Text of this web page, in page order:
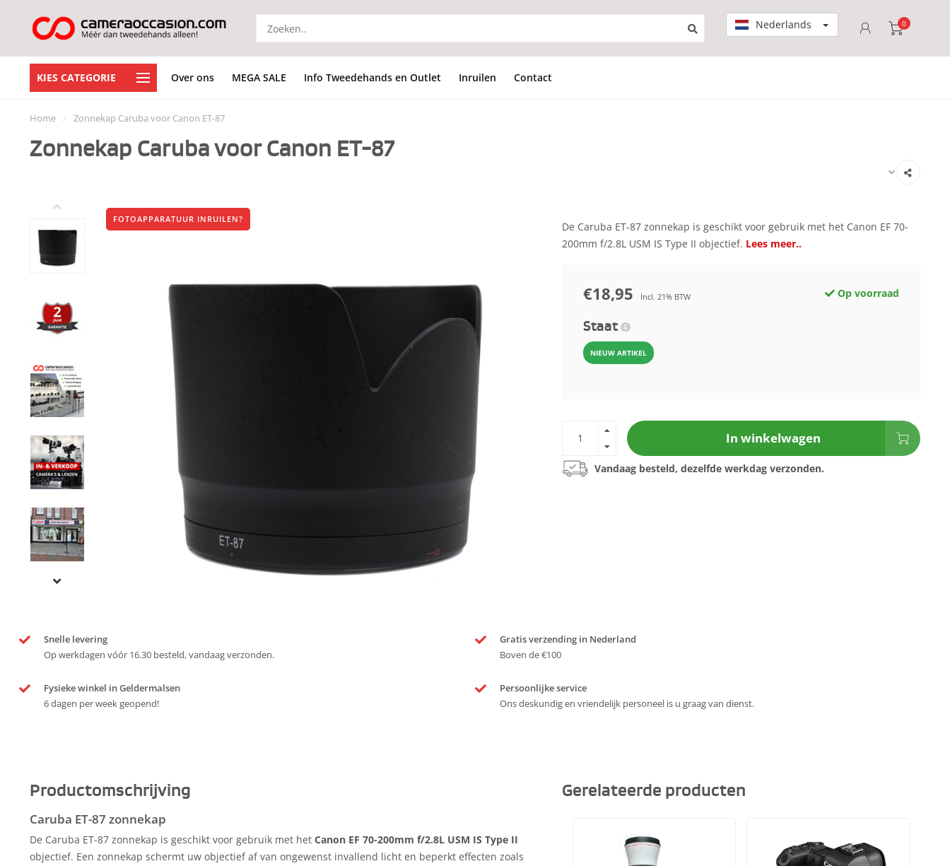
Nederlands 0
KIES CATEGORIE Over ons MEGA SALE Info Tweedehands en Outlet Inruilen Contact
Home / Zonnekap Caruba voor Canon ET-87
Zonnekap Caruba voor Canon ET-87
FOTOAPPARATUUR INRUILEN?
De Caruba ET-87 zonnekap is geschikt voor gebruik met het Canon EF 70-
200mm f/2.8L USM IS Type II objectief. Lees meer..
€18,95 Incl. 21% BTW Op voorraad
Staat
NIEUW ARTIKEL
In winkelwagen
Vandaag besteld, dezelfde werkdag verzonden.
Snelle levering
Op werkdagen vóór 16.30 besteld, vandaag verzonden.
Gratis verzending in Nederland
Boven de €100
Fysieke winkel in Geldermalsen
6 dagen per week geopend!
Persoonlijke service
Ons deskundig en vriendelijk personeel is u graag van dienst.
Productomschrijving
Caruba ET-87 zonnekap
De Caruba ET-87 zonnekap is geschikt voor gebruik met het Canon EF 70-200mm f/2.8L USM IS Type II
objectief. Een zonnekap schermt uw objectief af van ongewenst invallend licht en beperkt effecten zoals
Gerelateerde producten